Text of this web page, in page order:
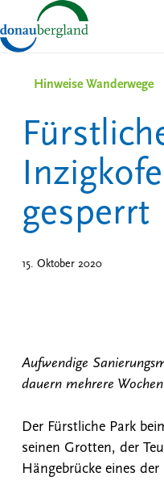
to
main
Hinweise Wanderwege
gesperrt
15. Oktober 2020
Aufwendige
dauern mehrere
Der Fürstliche Park
seinen Grotten, der
Hängebrücke eines